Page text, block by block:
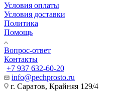
Условия оплаты
Условия доставки
Политика
Помощь
Вопрос-ответ
Контакты
+7 937 632-60-20
info@pechprosto.ru
г. Саратов, Крайняя 129/4